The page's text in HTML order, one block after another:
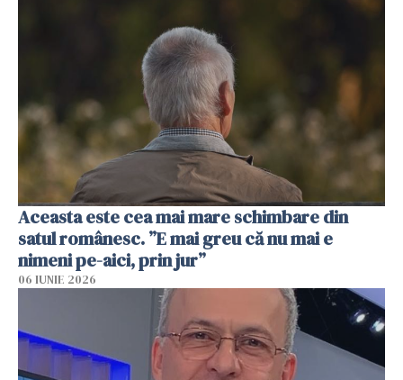
Aceasta este cea mai mare schimbare din
satul românesc. ”E mai greu că nu mai e
nimeni pe-aici, prin jur”
06 IUNIE 2026